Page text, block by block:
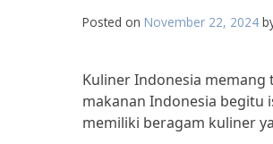
Posted on November 22, 2024
Kuliner Indonesia memang
makanan Indonesia begitu
memiliki beragam kuliner